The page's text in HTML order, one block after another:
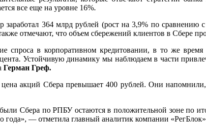
все еще на уровне 16%.
заработал 364 млрд рублей (рост на 3,9% по сравнению
отмечают, что объем сбережений клиентов в Сбере
спроса в корпоративном кредитовании, в то же
Устойчивую динамику мы наблюдаем в части
Герман Греф.
акций Сбера превышает 400 рублей. Они
Сбера по РПБУ остаются в положительной зоне по
года», — отметила главный аналитик компании «РегБлок»